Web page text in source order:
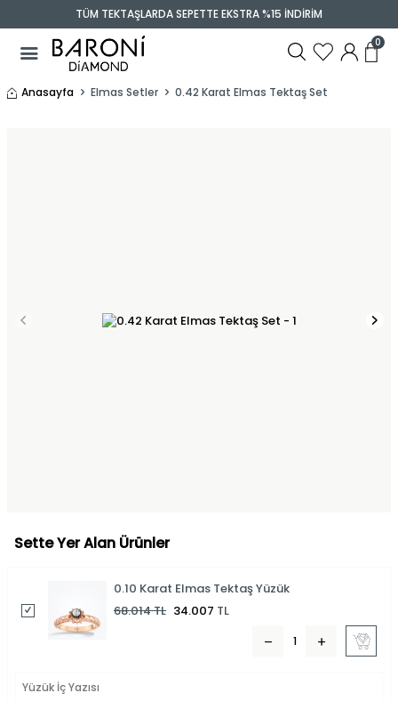
TÜM TEKTAŞLARDA SEPETTE EKSTRA %15 İNDİRİM
0
Anasayfa Elmas Setler 0.42 Karat Elmas Tektaş Set
Sette Yer Alan Ürünler
0.10 Karat Elmas Tektaş Yüzük
68.014TL 34.007 TL